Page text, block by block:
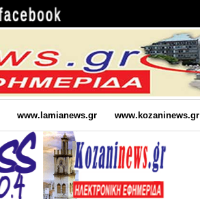
www.lamianews.gr www.kozaninews.gr